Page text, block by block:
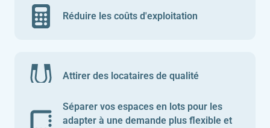
Réduire les coûts d'exploitation
Attirer des locataires de qualité
Séparer vos espaces en lots pour les
adapter à une demande plus flexible et